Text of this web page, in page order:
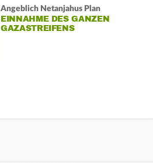
Angeblich Netanjahus Plan
EINNAHME DES GANZEN
GAZASTREIFENS